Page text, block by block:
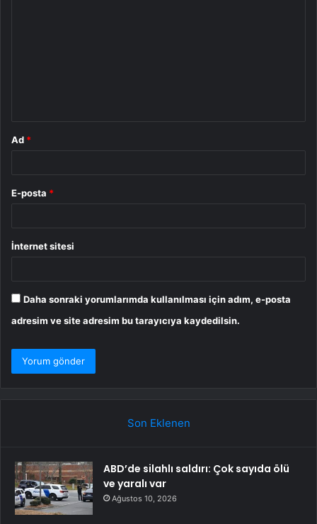
Ad *
E-posta *
İnternet sitesi
Daha sonraki yorumlarımda kullanılması için adım, e-posta
adresim ve site adresim bu tarayıcıya kaydedilsin.
Son Eklenen
ABD’de silahlı saldırı: Çok sayıda ölü
ve yaralı var
Ağustos 10, 2026